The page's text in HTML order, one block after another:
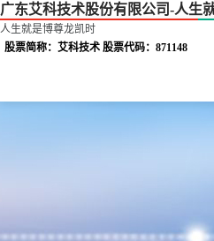
广东艾科技术股份有限公司-人生
人生就是博尊龙凯时
股票简称：艾科技术 股票代码：871148